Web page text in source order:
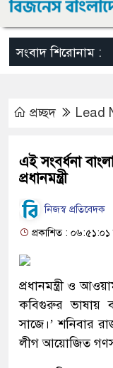
সংবাদ শিরোনাম :
প্রচ্ছদ Lead
এই সংবর্ধনা
প্রধানমন্ত্রী
নিজস্ব প্রতিবেদক
প্রকাশিত : ০৬:৫১:০১
প্রধানমন্ত্রী ও
কবিগুরুর ভাষায়
সাজে।’ শনিবার
লীগ আয়োজিত